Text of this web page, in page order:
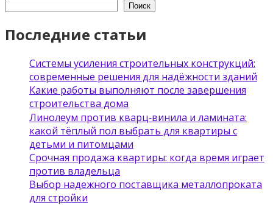
Поиск
Последние статьи
Системы усиления строительных конструкций:
современные решения для надёжности зданий
Какие работы выполняют после завершения
строительства дома
Линолеум против кварц‑винила и ламината:
какой тёплый пол выбрать для квартиры с
детьми и питомцами
Срочная продажа квартиры: когда время играет
против владельца
Выбор надежного поставщика металлопроката
для стройки